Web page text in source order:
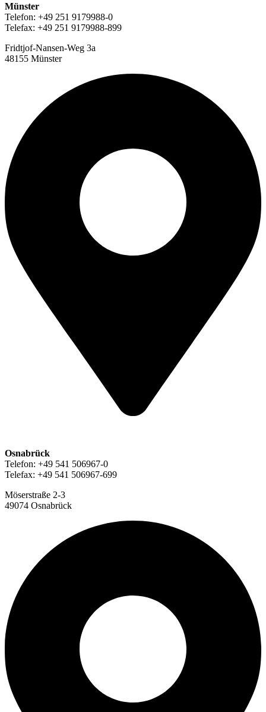
Münster
Telefon: +49 251 9179988-0
Telefax: +49 251 9179988-899
Fridtjof-Nansen-Weg 3a
48155 Münster
Osnabrück
Telefon: +49 541 506967-0
Telefax: +49 541 506967-699
Möserstraße 2-3
49074 Osnabrück